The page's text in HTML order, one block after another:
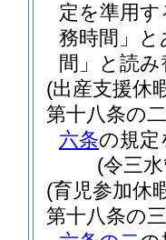
定を準用す
務時間」
間」と読
(出産支援休
第十八条の二
六条の規定
(令三
(育児参加休
第十八条の三